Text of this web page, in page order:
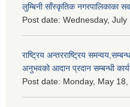
लुम्बिनी साँस्कृतिक नगरपालिकाका
Post date: Wednesday,
राष्ट्रिय अन्तरराष्ट्रिय
अनुभवको आदान प्रदान सम्बन्धी
Post date: Monday, May